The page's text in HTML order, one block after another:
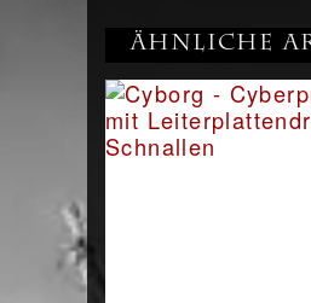
Ähnliche